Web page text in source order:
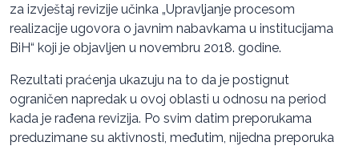
za izvještaj revizije učinka „Upravljanje procesom
realizacije ugovora o javnim nabavkama u institucijama
BiH“ koji je objavljen u novembru 2018. godine.
Rezultati praćenja ukazuju na to da je postignut
ograničen napredak u ovoj oblasti u odnosu na period
kada je rađena revizija. Po svim datim preporukama
preduzimane su aktivnosti, međutim, nijedna preporuka